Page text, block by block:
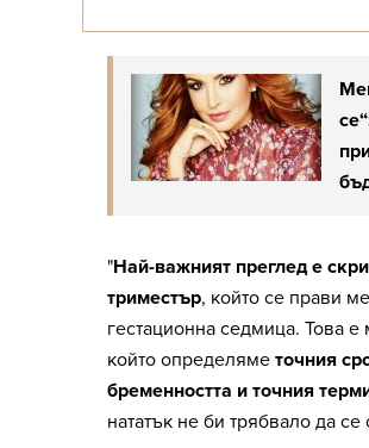
"Най-важният преглед е
триместър, който се прави
гестационна седмица. Това е
който определяме точния
бременността и точния
нататък не би трябвало да се